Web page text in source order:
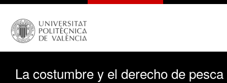
La costumbre y el derecho de pesca